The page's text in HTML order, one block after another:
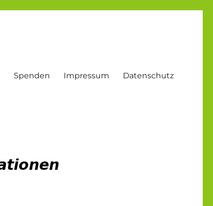
Spenden Impressum Datenschutz